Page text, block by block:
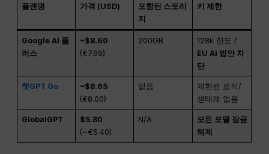
플랜명 가격 (USD)
포함된 스토리
지
키 제한
Google AI 플
러스
~$8.60
(€7.99)
200GB
128k 한도 /
EU AI 법안 차
단
챗GPT Go
~$8.65
(€8.00)
없음
제한된 로직/
생태계 없음
GlobalGPT
$5.80
(~€5.40)
N/A
모든 모델 잠금
해제